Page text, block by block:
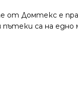
от Домтекс е
пътеки са на